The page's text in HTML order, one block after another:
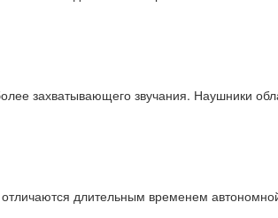
захватывающего звучания. Наушники
длительным временем